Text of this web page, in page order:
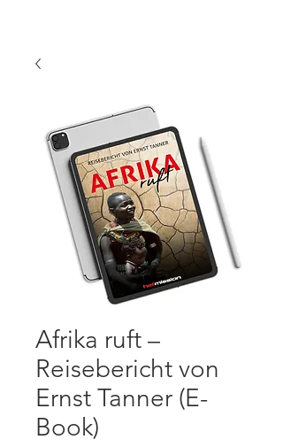
Afrika ruft –
Reisebericht von
Ernst Tanner (E-
Book)